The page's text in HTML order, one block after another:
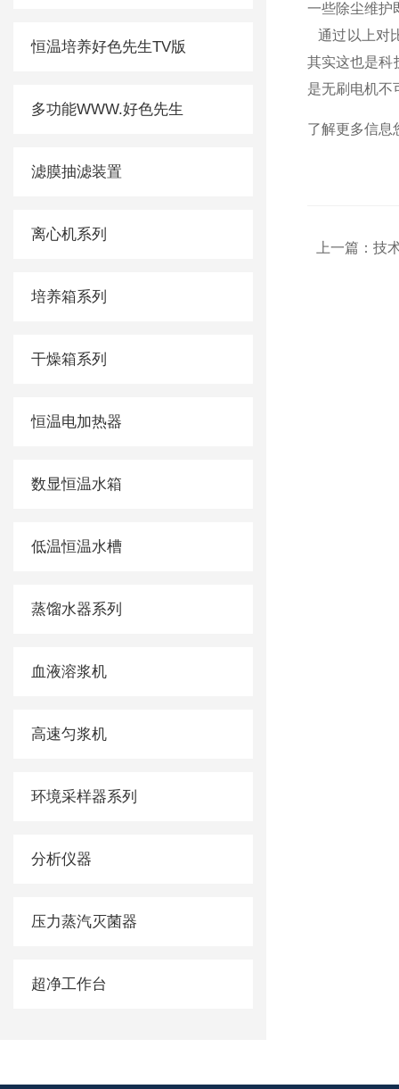
恒温培养好色先生TV版
多功能WWW.好色先生
滤膜抽滤装置
离心机系列
培养箱系列
干燥箱系列
恒温电加热器
数显恒温水箱
低温恒温水槽
蒸馏水器系列
血液溶浆机
高速匀浆机
环境采样器系列
分析仪器
压力蒸汽灭菌器
超净工作台
一些除尘维护即
通过以上对比
其实这也是科
是无刷电机不
了解更多信息
上一篇： 技